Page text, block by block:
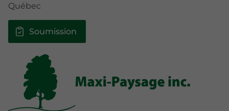
Québec
Soumission